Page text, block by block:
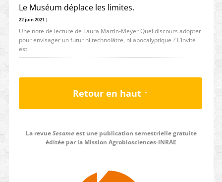
Le Muséum déplace les limites.
22 juin 2021 |
Une note de lecture de Laura Martin-Meyer Quel discours adopter
pour envisager un futur ni technolâtre, ni apocalyptique ? L’invite
est
Retour en haut ↑
La revueSesameest une publication semestrielle gratuite
éditée par la Mission Agrobiosciences-INRAE